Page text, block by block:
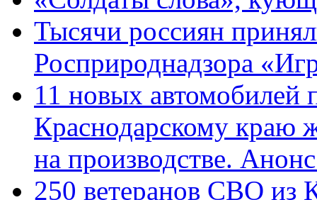
Тысячи россиян
Росприроднадзора
11 новых автомобилей
Краснодарскому краю
на производстве.
250 ветеранов СВО из